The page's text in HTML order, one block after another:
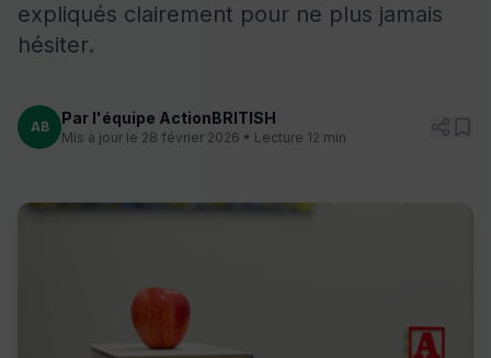
expliqués clairement pour ne plus jamais
hésiter.
AB Par l'équipe ActionBRITISH
Mis à jour le 28 février 2026 • Lecture 12 min